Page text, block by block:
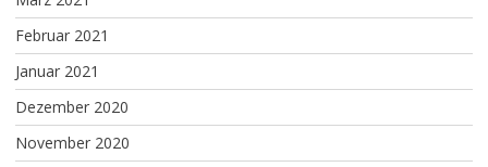
Februar 2021
Januar 2021
Dezember 2020
November 2020